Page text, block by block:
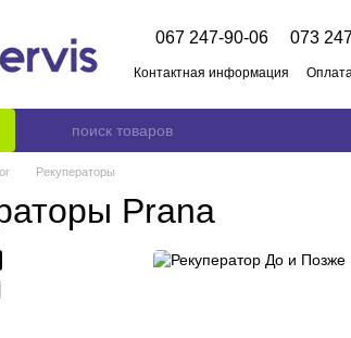
067 247-90-06 073
Контактная информация
Рекуператоры
Prana